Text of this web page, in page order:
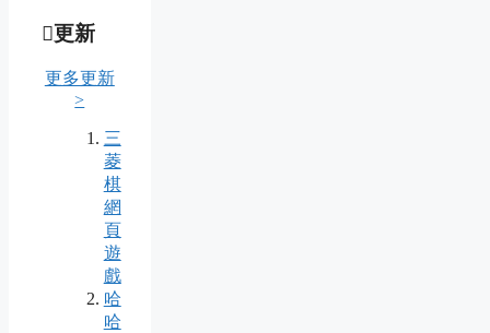
更新
更多更新
>
三
菱
棋
網
頁
遊
戲
哈
哈